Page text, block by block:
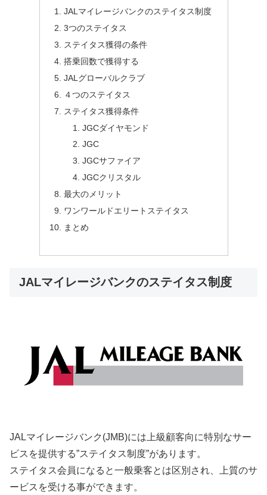
JALマイレージバンクのステイタス制度
3つのステイタス
ステイタス獲得の条件
搭乗回数で獲得する
JALグローバルクラブ
４つのステイタス
ステイタス獲得条件
JGCダイヤモンド
JGC
JGCサファイア
JGCクリスタル
最大のメリット
ワンワールドエリートステイタス
まとめ
JALマイレージバンクのステイタス制度
JALマイレージバンク(JMB)には上級顧客向に特別なサー
ビスを提供する”ステイタス制度”があります。
ステイタス会員になると一般乗客とは区別され、上質のサ
ービスを受ける事ができます。